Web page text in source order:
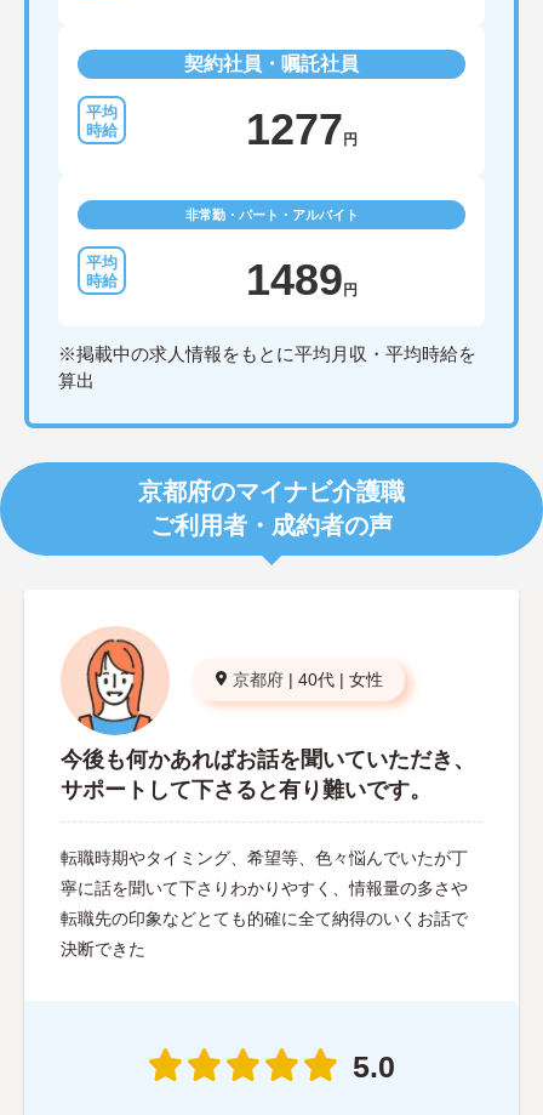
契約社員・嘱託社員
1277 円
非常勤・パート・アルバイト
1489 円
※掲載中の求人情報をもとに平均月収・平均時給を
算出
京都府のマイナビ介護職
ご利用者・成約者の声
京都府 | 40代 | 女性
今後も何かあればお話を聞いていただき、
サポートして下さると有り難いです。
転職時期やタイミング、希望等、色々悩んでいたが丁
寧に話を聞いて下さりわかりやすく、情報量の多さや
転職先の印象などとても的確に全て納得のいくお話で
決断できた
5.0